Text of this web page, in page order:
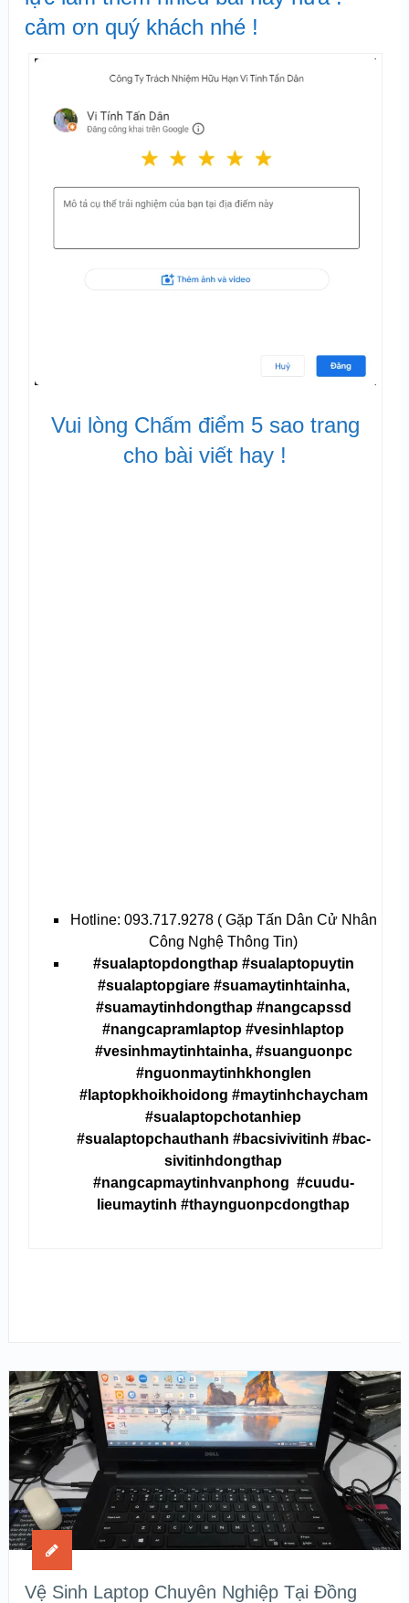
cảm ơn quý khách nhé !
Vui lòng Chấm điểm 5 sao trang
cho bài viết hay !
Hotline: 093.717.9278 ( Gặp Tấn Dân Cử Nhân
Công Nghệ Thông Tin)
#sualaptopdongthap #sualaptopuytin
#sualaptopgiare #suamaytinhtainha,
#suamaytinhdongthap #nangcapssd
#nangcapramlaptop #vesinhlaptop
#vesinhmaytinhtainha, #suanguonpc
#nguonmaytinhkhonglen
#laptopkhoikhoidong #maytinhchaycham
#sualaptopchotanhiep
#sualaptopchauthanh #bac­siv­ivitinh #bac­
siv­i­tinhdongthap
#nangcapmaytinhvanphong #cuudu­
lieumaytinh #thaynguonpcdongthap
Vệ Sinh Laptop Chuyên Nghiệp Tại Đồng